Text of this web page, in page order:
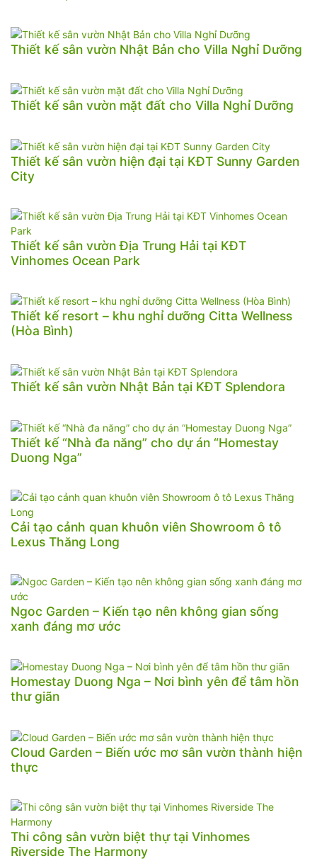
Thiết kế sân vườn Nhật Bản cho Villa Nghỉ Dưỡng
Thiết kế sân vườn mặt đất cho Villa Nghỉ Dưỡng
Thiết kế sân vườn hiện đại tại KĐT Sunny Garden
City
Thiết kế sân vườn Địa Trung Hải tại KĐT
Vinhomes Ocean Park
Thiết kế resort – khu nghỉ dưỡng Citta Wellness
(Hòa Bình)
Thiết kế sân vườn Nhật Bản tại KĐT Splendora
Thiết kế “Nhà đa năng” cho dự án “Homestay
Duong Nga”
Cải tạo cảnh quan khuôn viên Showroom ô tô
Lexus Thăng Long
Ngoc Garden – Kiến tạo nên không gian sống
xanh đáng mơ ước
Homestay Duong Nga – Nơi bình yên để tâm hồn
thư giãn
Cloud Garden – Biến ước mơ sân vườn thành hiện
thực
Thi công sân vườn biệt thự tại Vinhomes
Riverside The Harmony